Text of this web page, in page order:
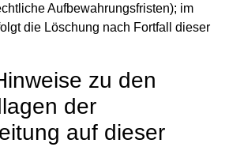
Aufbewahrungsfristen); im
die Löschung nach Fortfall dieser
zu den
der
auf dieser